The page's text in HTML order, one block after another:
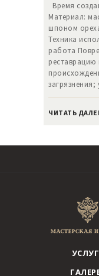
Время
Материал:
шпоном
Техника
работа
реставрацию
ЧИТАТЬ